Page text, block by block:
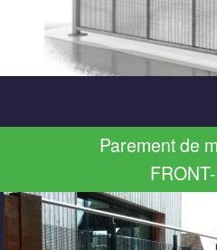
Parement de